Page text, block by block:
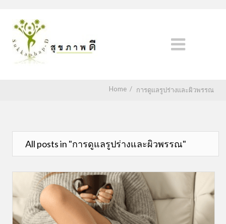
Home / การดูแลรูปร่างและผิวพรรณ
All posts in "การดูแลรูปร่างและผิวพรรณ"